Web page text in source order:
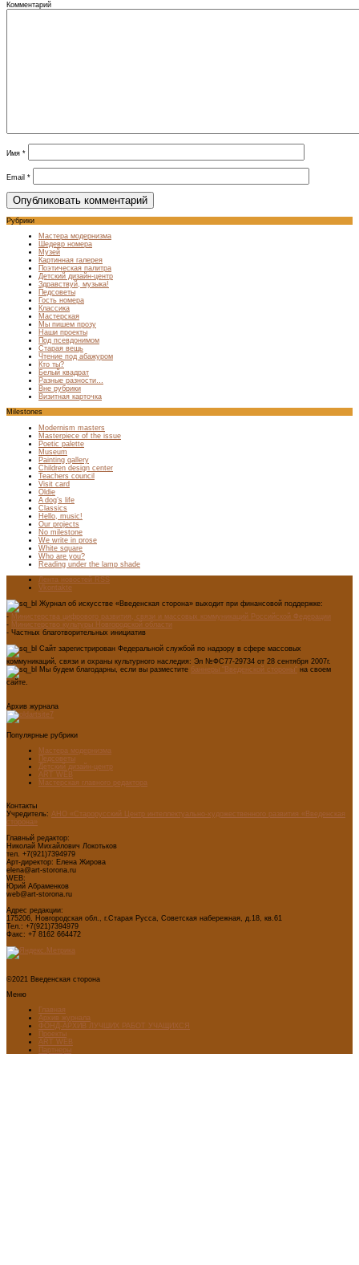
Комментарий
Имя *
Email *
Рубрики
Мастера модернизма
Шедевр номера
Музей
Картинная галерея
Поэтическая палитра
Детский дизайн-центр
Здравствуй, музыка!
Педсоветы
Гость номера
Классика
Мастерская
Мы пишем прозу
Наши проекты
Под псевдонимом
Старая вещь
Чтение под абажуром
Кто ты?
Белый квадрат
Разные разности…
Вне рубрики
Визитная карточка
Milestones
Modernism masters
Masterpiece of the issue
Poetic palette
Museum
Painting gallery
Children design center
Teachers council
Visit card
Oldie
A dog’s life
Classics
Hello, music!
Our projects
No milestone
We write in prose
White square
Who are you?
Reading under the lamp shade
Лента новостей RSS
Vkontakte
Журнал об искусстве «Введенская сторона» выходит при финансовой поддержке:
- Министерства цифрового развития, связи и массовых коммуникаций Российской Федерации
- Министерство культуры Новгородской области
- Частных благотворительных инициатив
Сайт зарегистрирован Федеральной службой по надзору в сфере массовых
коммуникаций, связи и охраны культурного наследия: Эл №ФС77-29734 от 28 сентября 2007г.
Мы будем благодарны, если вы разместите баннеры "Введенской стороны" на своем
сайте.
Архив журнала
Популярные рубрики
Мастера модернизма
Педсоветы
Детский дизайн-центр
ART WEB
Мастерская главного редактора
Контакты
Учредитель: АНО «Старорусский Центр интеллектуально-художественного развития «Введенская
сторона»
Главный редактор:
Николай Михайлович Локотьков
тел. +7(921)7394979
Арт-директор: Елена Жирова
elena@art-storona.ru
WEB:
Юрий Абраменков
web@art-storona.ru
Адрес редакции:
175206, Новгородская обл., г.Старая Русса, Советская набережная, д.18, кв.61
Тел.: +7(921)7394979
Факс: +7 8162 664472
©2021 Введенская сторона
Меню
Главная
Архив журнала
ФОНД-АРХИВ ЛУЧШИХ РАБОТ УЧАЩИХСЯ
Проекты
ART WEB
Партнеры